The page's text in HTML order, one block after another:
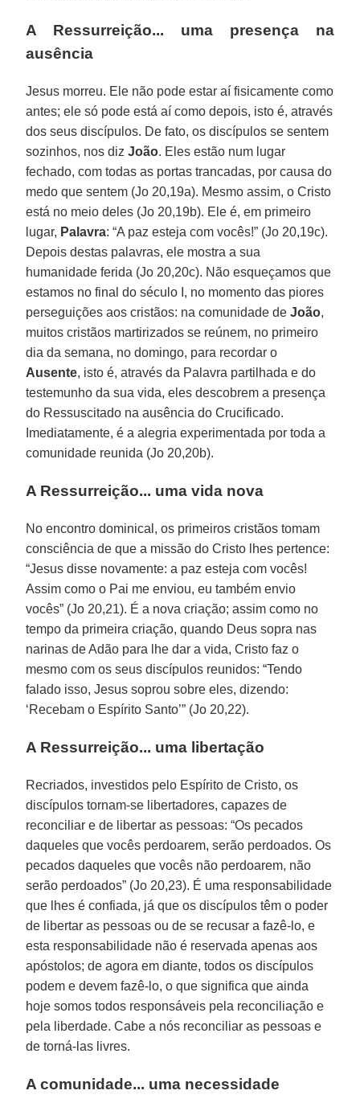
A Ressurreição... uma presença na
ausência
Jesus morreu. Ele não pode estar aí fisicamente como
antes; ele só pode está aí como depois, isto é, através
dos seus discípulos. De fato, os discípulos se sentem
sozinhos, nos dizJoão. Eles estão num lugar
fechado, com todas as portas trancadas, por causa do
medo que sentem (Jo 20,19a). Mesmo assim, o Cristo
está no meio deles (Jo 20,19b). Ele é, em primeiro
lugar, Palavra: “A paz esteja com vocês!” (Jo 20,19c).
Depois destas palavras, ele mostra a sua
humanidade ferida (Jo 20,20c). Não esqueçamos que
estamos no final do século I, no momento das piores
perseguições aos cristãos: na comunidade deJoão,
muitos cristãos martirizados se reúnem, no primeiro
dia da semana, no domingo, para recordar o
Ausente, isto é, através da Palavra partilhada e do
testemunho da sua vida, eles descobrem a presença
do Ressuscitado na ausência do Crucificado.
Imediatamente, é a alegria experimentada por toda a
comunidade reunida (Jo 20,20b).
A Ressurreição... uma vida nova
No encontro dominical, os primeiros cristãos tomam
consciência de que a missão do Cristo lhes pertence:
“Jesus disse novamente: a paz esteja com vocês!
Assim como o Pai me enviou, eu também envio
vocês” (Jo 20,21). É a nova criação; assim como no
tempo da primeira criação, quando Deus sopra nas
narinas de Adão para lhe dar a vida, Cristo faz o
mesmo com os seus discípulos reunidos: “Tendo
falado isso, Jesus soprou sobre eles, dizendo:
‘Recebam o Espírito Santo’” (Jo 20,22).
A Ressurreição... uma libertação
Recriados, investidos pelo Espírito de Cristo, os
discípulos tornam-se libertadores, capazes de
reconciliar e de libertar as pessoas: “Os pecados
daqueles que vocês perdoarem, serão perdoados. Os
pecados daqueles que vocês não perdoarem, não
serão perdoados” (Jo 20,23). É uma responsabilidade
que lhes é confiada, já que os discípulos têm o poder
de libertar as pessoas ou de se recusar a fazê-lo, e
esta responsabilidade não é reservada apenas aos
apóstolos; de agora em diante, todos os discípulos
podem e devem fazê-lo, o que significa que ainda
hoje somos todos responsáveis pela reconciliação e
pela liberdade. Cabe a nós reconciliar as pessoas e
de torná-las livres.
A comunidade... uma necessidade